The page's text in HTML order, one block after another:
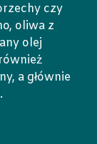
czy
oliwa z
olej
a głównie